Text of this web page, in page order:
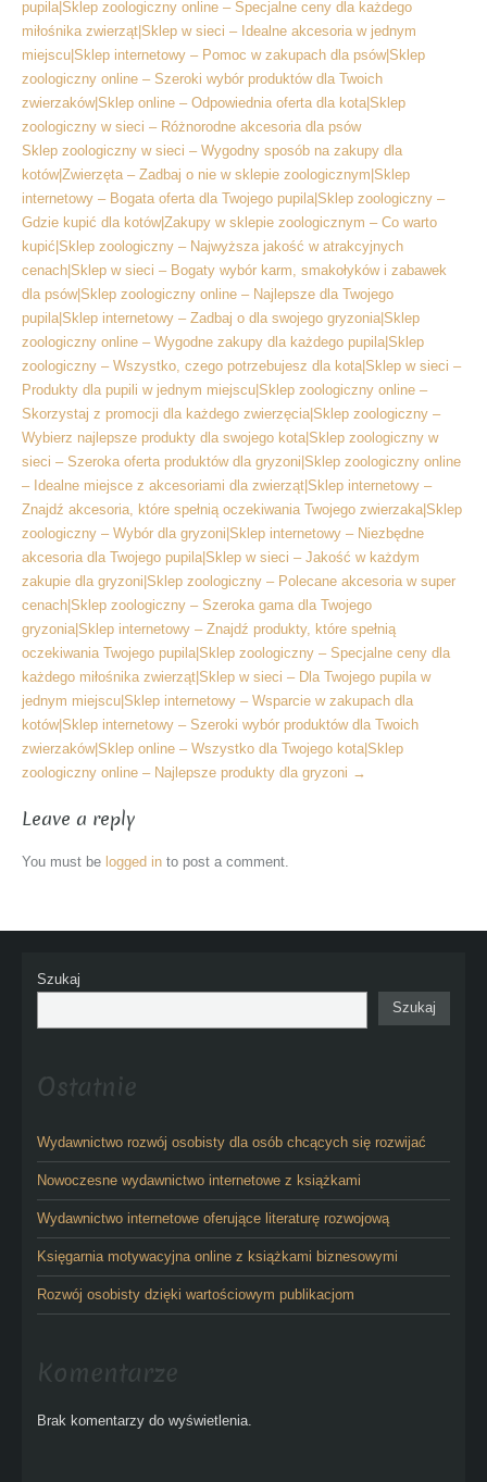
pupila|Sklep zoologiczny online – Specjalne ceny dla każdego
miłośnika zwierząt|Sklep w sieci – Idealne akcesoria w jednym
miejscu|Sklep internetowy – Pomoc w zakupach dla psów|Sklep
zoologiczny online – Szeroki wybór produktów dla Twoich
zwierzaków|Sklep online – Odpowiednia oferta dla kota|Sklep
zoologiczny w sieci – Różnorodne akcesoria dla psów
Sklep zoologiczny w sieci – Wygodny sposób na zakupy dla
kotów|Zwierzęta – Zadbaj o nie w sklepie zoologicznym|Sklep
internetowy – Bogata oferta dla Twojego pupila|Sklep zoologiczny –
Gdzie kupić dla kotów|Zakupy w sklepie zoologicznym – Co warto
kupić|Sklep zoologiczny – Najwyższa jakość w atrakcyjnych
cenach|Sklep w sieci – Bogaty wybór karm, smakołyków i zabawek
dla psów|Sklep zoologiczny online – Najlepsze dla Twojego
pupila|Sklep internetowy – Zadbaj o dla swojego gryzonia|Sklep
zoologiczny online – Wygodne zakupy dla każdego pupila|Sklep
zoologiczny – Wszystko, czego potrzebujesz dla kota|Sklep w sieci –
Produkty dla pupili w jednym miejscu|Sklep zoologiczny online –
Skorzystaj z promocji dla każdego zwierzęcia|Sklep zoologiczny –
Wybierz najlepsze produkty dla swojego kota|Sklep zoologiczny w
sieci – Szeroka oferta produktów dla gryzoni|Sklep zoologiczny online
– Idealne miejsce z akcesoriami dla zwierząt|Sklep internetowy –
Znajdź akcesoria, które spełnią oczekiwania Twojego zwierzaka|Sklep
zoologiczny – Wybór dla gryzoni|Sklep internetowy – Niezbędne
akcesoria dla Twojego pupila|Sklep w sieci – Jakość w każdym
zakupie dla gryzoni|Sklep zoologiczny – Polecane akcesoria w super
cenach|Sklep zoologiczny – Szeroka gama dla Twojego
gryzonia|Sklep internetowy – Znajdź produkty, które spełnią
oczekiwania Twojego pupila|Sklep zoologiczny – Specjalne ceny dla
każdego miłośnika zwierząt|Sklep w sieci – Dla Twojego pupila w
jednym miejscu|Sklep internetowy – Wsparcie w zakupach dla
kotów|Sklep internetowy – Szeroki wybór produktów dla Twoich
zwierzaków|Sklep online – Wszystko dla Twojego kota|Sklep
zoologiczny online – Najlepsze produkty dla gryzoni →
Leave a reply
You must be logged in to post a comment.
Szukaj
Szukaj
Ostatnie
Wydawnictwo rozwój osobisty dla osób chcących się rozwijać
Nowoczesne wydawnictwo internetowe z książkami
Wydawnictwo internetowe oferujące literaturę rozwojową
Księgarnia motywacyjna online z książkami biznesowymi
Rozwój osobisty dzięki wartościowym publikacjom
Komentarze
Brak komentarzy do wyświetlenia.